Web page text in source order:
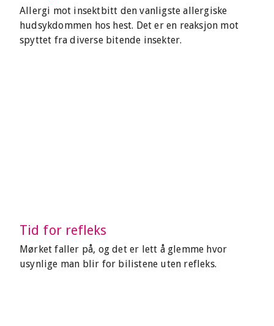
Allergi mot insektbitt den vanligste allergiske
hudsykdommen hos hest. Det er en reaksjon mot
spyttet fra diverse bitende insekter.
Tid for refleks
Mørket faller på, og det er lett å glemme hvor
usynlige man blir for bilistene uten refleks.